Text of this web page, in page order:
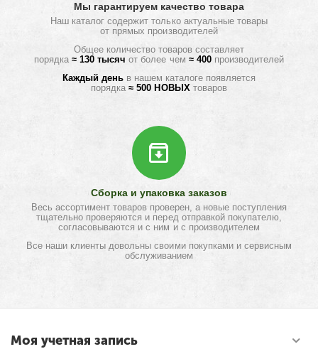
Мы гарантируем качество товара
Наш каталог содержит только актуальные товары
от прямых производителей
Общее количество товаров составляет
порядка≈ 130 тысяч от более чем ≈ 400 производителей
Каждый деньв нашем каталоге появляется
порядка≈ 500 НОВЫХ товаров
Сборка и упаковка заказов
Весь ассортимент товаров проверен, а новые поступления
тщательно проверяются и перед отправкой покупателю,
согласовываются и с ним и с производителем
Все наши клиенты довольны своими покупками и сервисным
обслуживанием
Моя учетная запись